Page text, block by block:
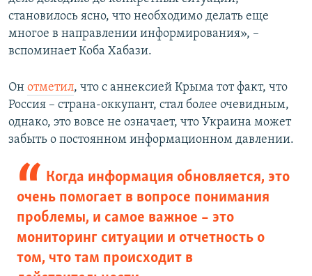
становилось ясно, что необходимо делать еще
многое в направлении информирования», –
вспоминает Коба Хабази.
Он отметил, что с аннексией Крыма тот факт, что
Россия – страна-оккупант, стал более очевидным,
однако, это вовсе не означает, что Украина может
забыть о постоянном информационном давлении.
Когда информация обновляется, это
очень помогает в вопросе понимания
проблемы, и самое важное – это
мониторинг ситуации и отчетность о
том, что там происходит в